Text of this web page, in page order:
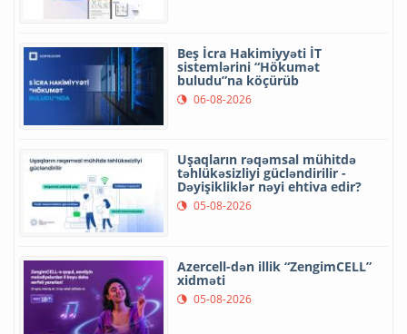
Beş İcra Hakimiyyəti İT
sistemlərini “Hökumət
buludu”na köçürüb
06-08-2026
Uşaqların rəqəmsal mühitdə
təhlükəsizliyi gücləndirilir -
Dəyişikliklər nəyi ehtiva edir?
05-08-2026
Azercell-dən illik “ZengimCELL”
xidməti
05-08-2026